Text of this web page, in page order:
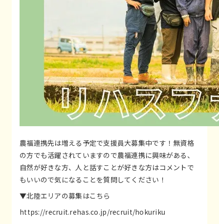
農福連携先は増える予定で支援員大募集中です！無資格
の方でも活躍されていますので農福連携に興味がある、
自然が好きな方、人と話すことが好きな方はコメントで
もいいので気になることを質問してください！
▼北陸エリアの募集はこちら
https://recruit.rehas.co.jp/recruit/hokuriku